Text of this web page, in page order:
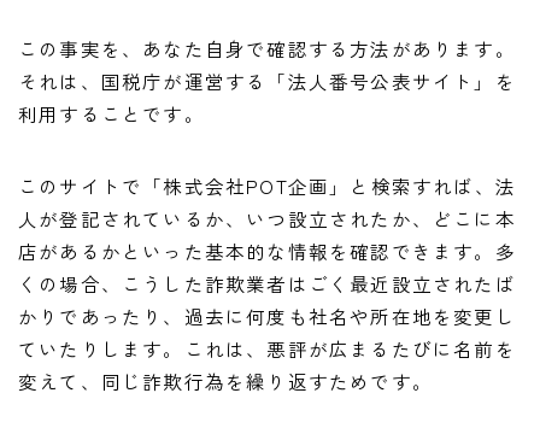
この事実を、あなた自身で確認する方法があります。
それは、国税庁が運営する「法人番号公表サイト」を
利用することです。
このサイトで「株式会社POT企画」と検索すれば、法
人が登記されているか、いつ設立されたか、どこに本
店があるかといった基本的な情報を確認できます。多
くの場合、こうした詐欺業者はごく最近設立されたば
かりであったり、過去に何度も社名や所在地を変更し
ていたりします。これは、悪評が広まるたびに名前を
変えて、同じ詐欺行為を繰り返すためです。